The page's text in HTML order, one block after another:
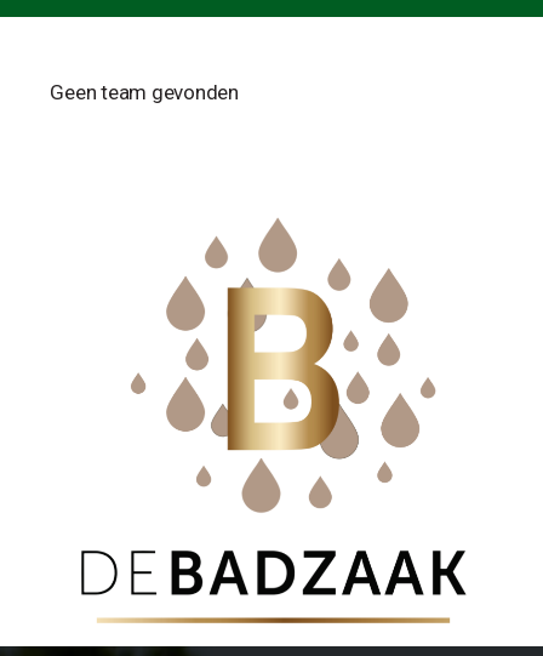
Geen team gevonden